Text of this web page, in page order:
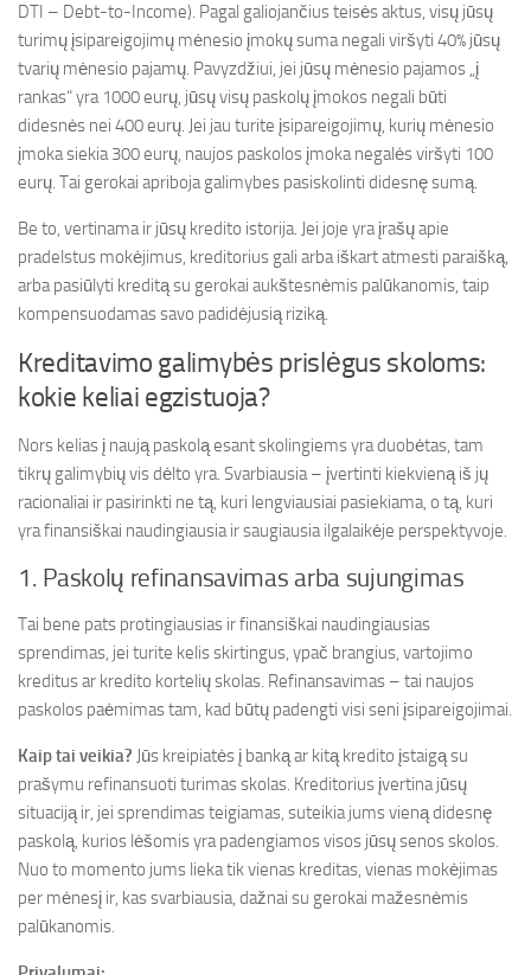
DTI – Debt-to-Income). Pagal galiojančius teisės aktus, visų jūsų
turimų įsipareigojimų mėnesio įmokų suma negali viršyti 40% jūsų
tvarių mėnesio pajamų. Pavyzdžiui, jei jūsų mėnesio pajamos „į
rankas“ yra 1000 eurų, jūsų visų paskolų įmokos negali būti
didesnės nei 400 eurų. Jei jau turite įsipareigojimų, kurių mėnesio
įmoka siekia 300 eurų, naujos paskolos įmoka negalės viršyti 100
eurų. Tai gerokai apriboja galimybes pasiskolinti didesnę sumą.
Be to, vertinama ir jūsų kredito istorija. Jei joje yra įrašų apie
pradelstus mokėjimus, kreditorius gali arba iškart atmesti paraišką,
arba pasiūlyti kreditą su gerokai aukštesnėmis palūkanomis, taip
kompensuodamas savo padidėjusią riziką.
Kreditavimo galimybės prislėgus skoloms:
kokie keliai egzistuoja?
Nors kelias į naują paskolą esant skolingiems yra duobėtas, tam
tikrų galimybių vis dėlto yra. Svarbiausia – įvertinti kiekvieną iš jų
racionaliai ir pasirinkti ne tą, kuri lengviausiai pasiekiama, o tą, kuri
yra finansiškai naudingiausia ir saugiausia ilgalaikėje perspektyvoje.
1. Paskolų refinansavimas arba sujungimas
Tai bene pats protingiausias ir finansiškai naudingiausias
sprendimas, jei turite kelis skirtingus, ypač brangius, vartojimo
kreditus ar kredito kortelių skolas. Refinansavimas – tai naujos
paskolos paėmimas tam, kad būtų padengti visi seni įsipareigojimai.
Kaip tai veikia? Jūs kreipiatės į banką ar kitą kredito įstaigą su
prašymu refinansuoti turimas skolas. Kreditorius įvertina jūsų
situaciją ir, jei sprendimas teigiamas, suteikia jums vieną didesnę
paskolą, kurios lėšomis yra padengiamos visos jūsų senos skolos.
Nuo to momento jums lieka tik vienas kreditas, vienas mokėjimas
per mėnesį ir, kas svarbiausia, dažnai su gerokai mažesnėmis
palūkanomis.